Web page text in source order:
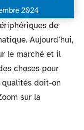
2024
de
Aujourd’hui,
le marché et il
choses pour
doit-on
sur la